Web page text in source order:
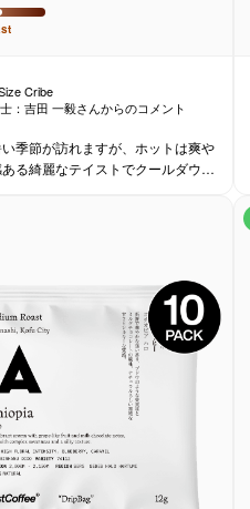
Cribe
： 吉田 一毅さんからのコメント
い季節が訪れますが、ホットは爽や
る綺麗なテイストでクールダウ
。それぞれお楽しみ下さい。